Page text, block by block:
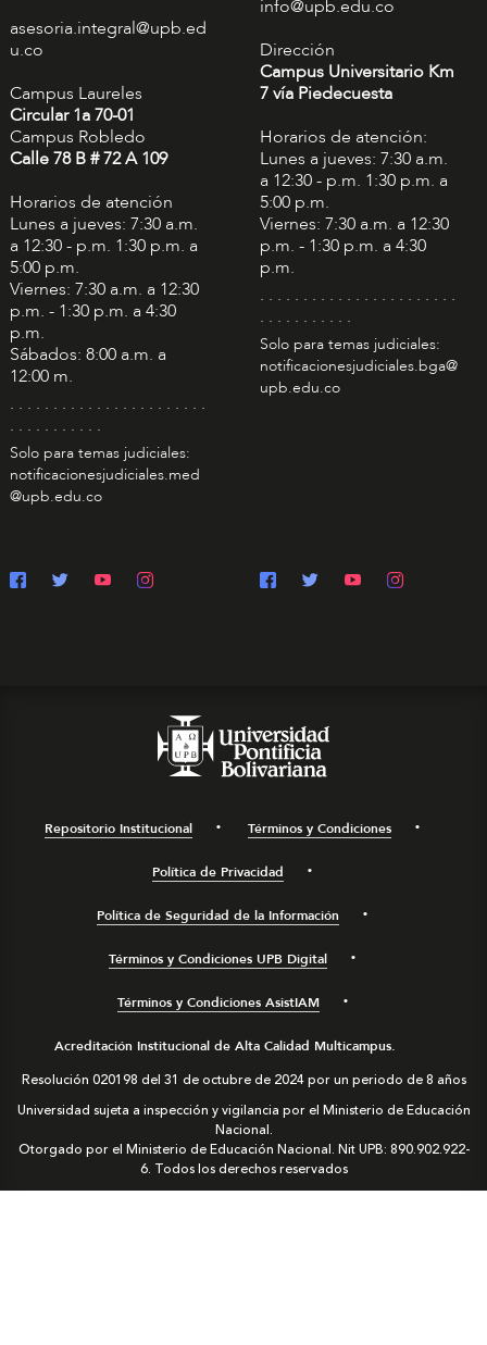
asesoria.integral@upb.ed
u.co
Campus Laureles
Circular 1a 70-01
Campus Robledo
Calle 78 B # 72 A 109
Horarios de atención
Lunes a jueves: 7:30 a.m.
a 12:30 - p.m. 1:30 p.m. a
5:00 p.m.
Viernes: 7:30 a.m. a 12:30
p.m. - 1:30 p.m. a 4:30
p.m.
Sábados: 8:00 a.m. a
12:00 m.
. . . . . . . . . . . . . . . . . . . . . . .
. . . . . . . . . . .
Solo para temas judiciales:
notificacionesjudiciales.med
@upb.edu.co
info@upb.edu.co
Dirección
Campus Universitario Km
7 vía Piedecuesta
Horarios de atención:
Lunes a jueves: 7:30 a.m.
a 12:30 - p.m. 1:30 p.m. a
5:00 p.m.
Viernes: 7:30 a.m. a 12:30
p.m. - 1:30 p.m. a 4:30
p.m.
. . . . . . . . . . . . . . . . . . . . . . .
. . . . . . . . . . .
Solo para temas judiciales:
notificacionesjudiciales.bga@
upb.edu.co
Repositorio Institucional Términos y Condiciones
Política de Privacidad
Política de Seguridad de la Información
Términos y Condiciones UPB Digital
Términos y Condiciones AsistIAM
Acreditación Institucional de Alta Calidad Multicampus.
Resolución 020198 del 31 de octubre de 2024 por un periodo de 8 años
Universidad sujeta a inspección y vigilancia por el Ministerio de Educación
Nacional.
Otorgado por el Ministerio de Educación Nacional. Nit UPB: 890.902.922-
6. Todos los derechos reservados